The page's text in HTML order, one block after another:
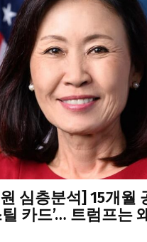
심층분석] 15개월
카드’… 트럼프는